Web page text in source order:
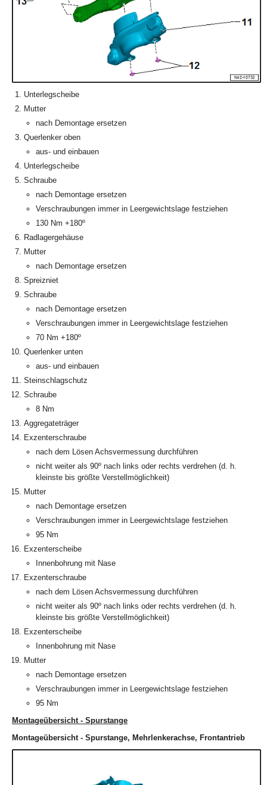
Unterlegscheibe
Mutter
nach Demontage ersetzen
Querlenker oben
aus- und einbauen
Unterlegscheibe
Schraube
nach Demontage ersetzen
Verschraubungen immer in Leergewichtslage festziehen
130 Nm +180º
Radlagergehäuse
Mutter
nach Demontage ersetzen
Spreizniet
Schraube
nach Demontage ersetzen
Verschraubungen immer in Leergewichtslage festziehen
70 Nm +180º
Querlenker unten
aus- und einbauen
Steinschlagschutz
Schraube
8 Nm
Aggregateträger
Exzenterschraube
nach dem Lösen Achsvermessung durchführen
nicht weiter als 90º nach links oder rechts verdrehen (d. h.
kleinste bis größte Verstellmöglichkeit)
Mutter
nach Demontage ersetzen
Verschraubungen immer in Leergewichtslage festziehen
95 Nm
Exzenterscheibe
Innenbohrung mit Nase
Exzenterschraube
nach dem Lösen Achsvermessung durchführen
nicht weiter als 90º nach links oder rechts verdrehen (d. h.
kleinste bis größte Verstellmöglichkeit)
Exzenterscheibe
Innenbohrung mit Nase
Mutter
nach Demontage ersetzen
Verschraubungen immer in Leergewichtslage festziehen
95 Nm
Montageübersicht - Spurstange
Montageübersicht - Spurstange, Mehrlenkerachse, Frontantrieb